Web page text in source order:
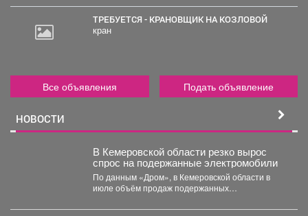
ТРЕБУЕТСЯ - КРАНОВЩИК НА КОЗЛОВОЙ
кран
Все объявления Подать объявление
НОВОСТИ
В Кемеровской области резко вырос
спрос на подержанные электромобили
По данным «Дром», в Кемеровской области в
июле объём продаж подержанных